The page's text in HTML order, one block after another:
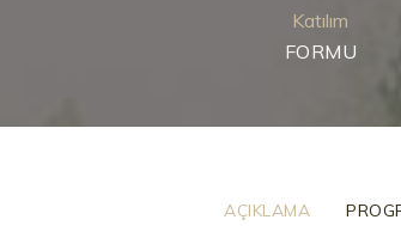
Katılım
FORMU
AÇIKLAMA